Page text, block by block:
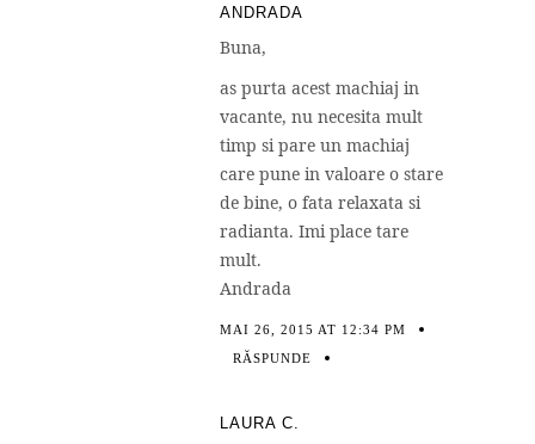
ANDRADA
Buna,
as purta acest machiaj in
vacante, nu necesita mult
timp si pare un machiaj
care pune in valoare o stare
de bine, o fata relaxata si
radianta. Imi place tare
mult.
Andrada
MAI 26, 2015 AT 12:34 PM
RĂSPUNDE
LAURA C.